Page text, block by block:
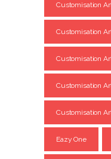
Customisation
Customisation
Customisation
Customisation
Customisation
Eazy One